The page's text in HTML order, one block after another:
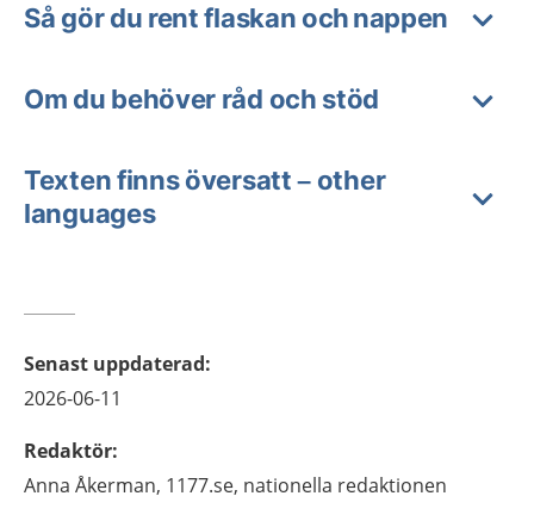
Så gör du rent flaskan och nappen
Om du behöver råd och stöd
Texten finns översatt – other
languages
Senast uppdaterad:
2026-06-11
Redaktör:
Anna Åkerman, 1177.se, nationella redaktionen